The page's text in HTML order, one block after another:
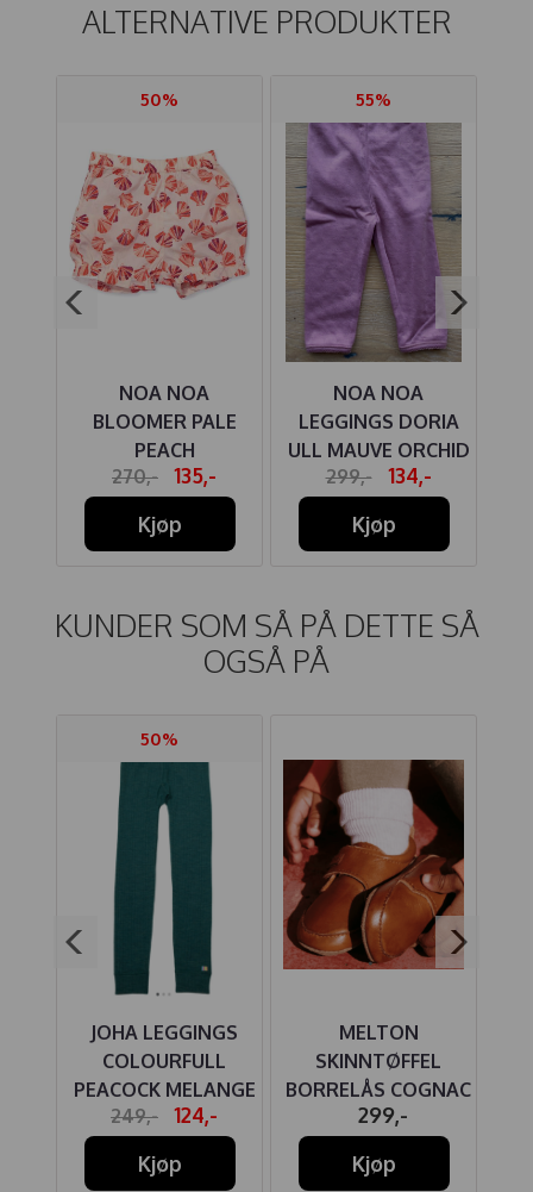
ALTERNATIVE PRODUKTER
50%
NOA NOA
BLOOMER PALE
PEACH
270,-
135,-
Kjøp
55%
NOA NOA
LEGGINGS DORIA
ULL MAUVE ORCHID
299,-
134,-
Kjøp
KUNDER SOM SÅ PÅ DETTE SÅ
OGSÅ PÅ
50%
JOHA LEGGINGS
COLOURFULL
PEACOCK MELANGE
249,-
124,-
Kjøp
MELTON
SKINNTØFFEL
BORRELÅS COGNAC
299,-
Kjøp